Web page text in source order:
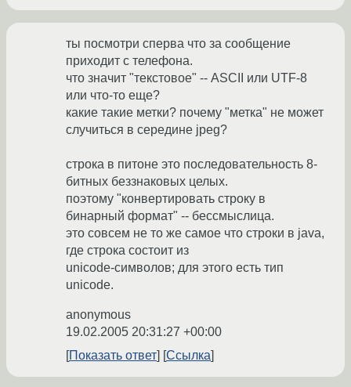
ты посмотри сперва что за сообщение
приходит с телефона.
что значит "текстовое" -- ASCII или UTF-8
или что-то еще?
какие такие метки? почему "метка" не может
случиться в середине jpeg?
строка в питоне это последовательность 8-
битных беззнаковых целых.
поэтому "конвертировать строку в
бинарный формат" -- бессмыслица.
это совсем не то же самое что строки в java,
где строка состоит из
unicode-символов; для этого есть тип
unicode.
anonymous
19.02.2005 20:31:27 +00:00
Показать ответ
Ссылка